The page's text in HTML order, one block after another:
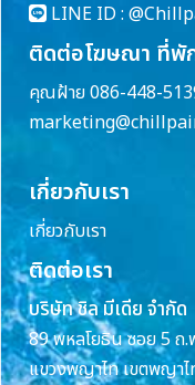
LINE ID :
ติดต่อโฆษณา ที่พั
คุณฝ้าย 086-448-
เกี่ยวกับเรา
เกี่ยวกับเรา
ติดต่อเรา
บริษัท ชิล มีเดีย จำกัด
89 พหลโยธิน ซอย 5 ถ.
แขวงพญาไท เขตพญา